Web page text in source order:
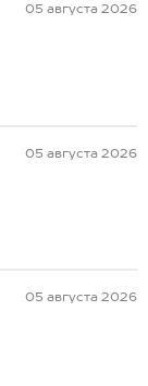
05 августа 2026
05 августа 2026
05 августа 2026